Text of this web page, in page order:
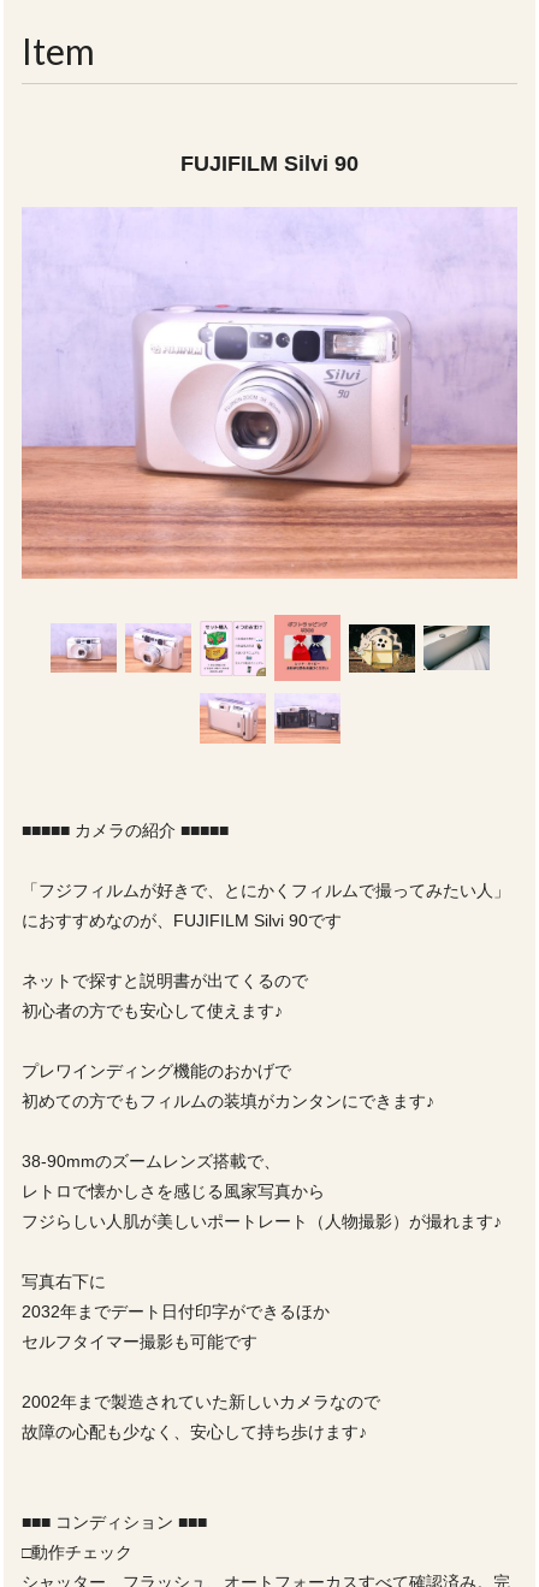
Item
FUJIFILM Silvi 90
■■■■■ カメラの紹介 ■■■■■
「フジフィルムが好きで、とにかくフィルムで撮ってみたい人」
におすすめなのが、FUJIFILM Silvi 90です
ネットで探すと説明書が出てくるので
初心者の方でも安心して使えます♪
プレワインディング機能のおかげで
初めての方でもフィルムの装填がカンタンにできます♪
38-90mmのズームレンズ搭載で、
レトロで懐かしさを感じる風家写真から
フジらしい人肌が美しいポートレート（人物撮影）が撮れます♪
写真右下に
2032年までデート日付印字ができるほか
セルフタイマー撮影も可能です
2002年まで製造されていた新しいカメラなので
故障の心配も少なく、安心して持ち歩けます♪
■■■ コンディション ■■■
□動作チェック
シャッター、フラッシュ、オートフォーカスすべて確認済み。完